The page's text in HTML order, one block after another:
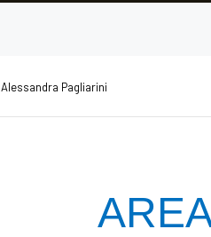
Alessandra Pagliarini